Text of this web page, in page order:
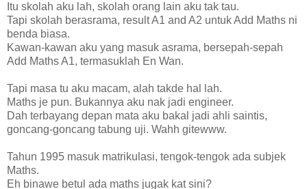
Itu skolah aku lah, skolah orang lain aku tak tau.
Tapi skolah berasrama, result A1 and A2 untuk Add Maths ni
benda biasa.
Kawan-kawan aku yang masuk asrama, bersepah-sepah
Add Maths A1, termasuklah En Wan.
Tapi masa tu aku macam, alah takde hal lah.
Maths je pun. Bukannya aku nak jadi engineer.
Dah terbayang depan mata aku bakal jadi ahli saintis,
goncang-goncang tabung uji. Wahh gitewww.
Tahun 1995 masuk matrikulasi, tengok-tengok ada subjek
Maths.
Eh binawe betul ada maths jugak kat sini?